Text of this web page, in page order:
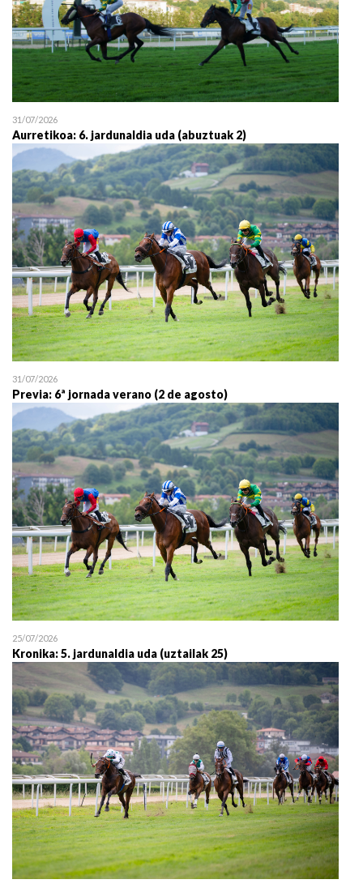
31/07/2026
Aurretikoa: 6. jardunaldia uda (abuztuak 2)
31/07/2026
Previa: 6ª jornada verano (2 de agosto)
25/07/2026
Kronika: 5. jardunaldia uda (uztailak 25)